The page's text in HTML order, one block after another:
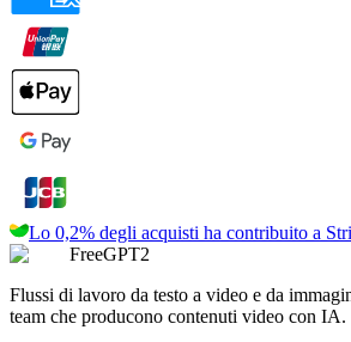
Lo 0,2% degli acquisti ha contribuito a
FreeGPT2
Flussi di lavoro da testo a video e da
team che producono contenuti video con IA.